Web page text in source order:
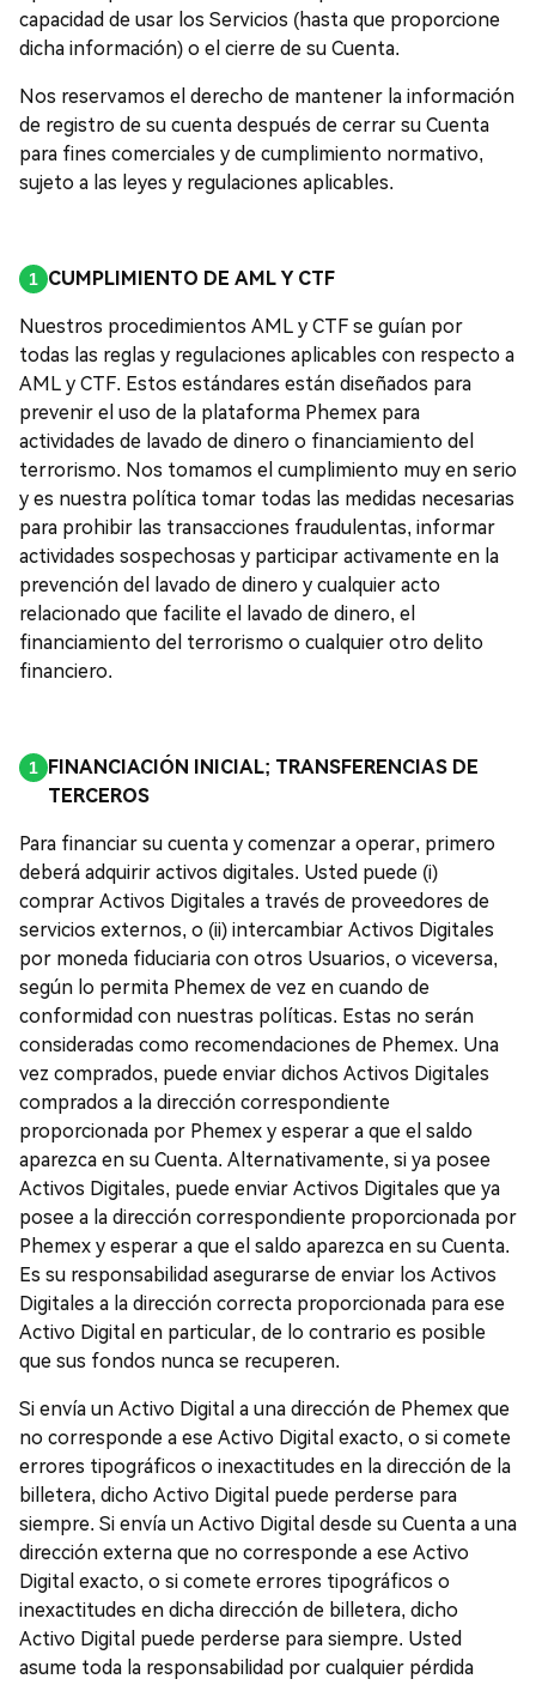
capacidad de usar los Servicios (hasta que proporcione
dicha información) o el cierre de su Cuenta.
Nos reservamos el derecho de mantener la información
de registro de su cuenta después de cerrar su Cuenta
para fines comerciales y de cumplimiento normativo,
sujeto a las leyes y regulaciones aplicables.
CUMPLIMIENTO DE AML Y CTF
Nuestros procedimientos AML y CTF se guían por
todas las reglas y regulaciones aplicables con respecto a
AML y CTF. Estos estándares están diseñados para
prevenir el uso de la plataforma Phemex para
actividades de lavado de dinero o financiamiento del
terrorismo. Nos tomamos el cumplimiento muy en serio
y es nuestra política tomar todas las medidas necesarias
para prohibir las transacciones fraudulentas, informar
actividades sospechosas y participar activamente en la
prevención del lavado de dinero y cualquier acto
relacionado que facilite el lavado de dinero, el
financiamiento del terrorismo o cualquier otro delito
financiero.
FINANCIACIÓN INICIAL; TRANSFERENCIAS DE
TERCEROS
Para financiar su cuenta y comenzar a operar, primero
deberá adquirir activos digitales. Usted puede (i)
comprar Activos Digitales a través de proveedores de
servicios externos, o (ii) intercambiar Activos Digitales
por moneda fiduciaria con otros Usuarios, o viceversa,
según lo permita Phemex de vez en cuando de
conformidad con nuestras políticas. Estas no serán
consideradas como recomendaciones de Phemex. Una
vez comprados, puede enviar dichos Activos Digitales
comprados a la dirección correspondiente
proporcionada por Phemex y esperar a que el saldo
aparezca en su Cuenta. Alternativamente, si ya posee
Activos Digitales, puede enviar Activos Digitales que ya
posee a la dirección correspondiente proporcionada por
Phemex y esperar a que el saldo aparezca en su Cuenta.
Es su responsabilidad asegurarse de enviar los Activos
Digitales a la dirección correcta proporcionada para ese
Activo Digital en particular, de lo contrario es posible
que sus fondos nunca se recuperen.
Si envía un Activo Digital a una dirección de Phemex que
no corresponde a ese Activo Digital exacto, o si comete
errores tipográficos o inexactitudes en la dirección de la
billetera, dicho Activo Digital puede perderse para
siempre. Si envía un Activo Digital desde su Cuenta a una
dirección externa que no corresponde a ese Activo
Digital exacto, o si comete errores tipográficos o
inexactitudes en dicha dirección de billetera, dicho
Activo Digital puede perderse para siempre. Usted
asume toda la responsabilidad por cualquier pérdida